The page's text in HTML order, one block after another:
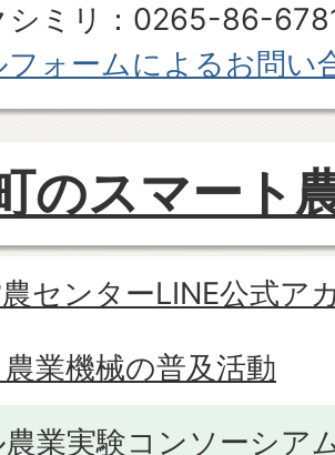
シミリ：0265-86-
フォームによるお問い
のスマート
センターLINE公式ア
業機械の普及活動
業実験コンソーシア